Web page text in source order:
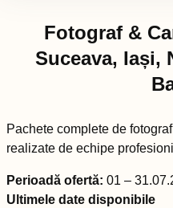
Fotograf &
Suceava, Iași,
Pachete complete de
realizate de echipe
Perioadă ofertă: 01 –
Ultimele date disponibile